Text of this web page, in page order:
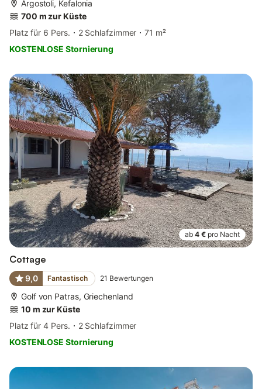
Argostoli, Kefalonia
700 m zur Küste
Platz für 6 Pers.
2 Schlafzimmer
71 m²
KOSTENLOSE Stornierung
ab 4 € pro Nacht
Cottage
9,0 Fantastisch 21 Bewertungen
Golf von Patras, Griechenland
10 m zur Küste
Platz für 4 Pers.
2 Schlafzimmer
KOSTENLOSE Stornierung